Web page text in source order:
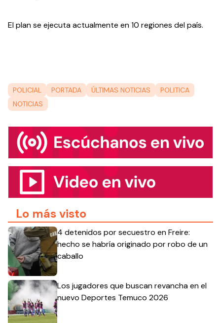
El plan se ejecuta actualmente en 10 regiones del país.
POLICIAL PORTADA ÚLTIMAS NOTICIAS
POLITICA
NOTICIAS
Lo más visto
4 detenidos por secuestro en Freire:
hecho se habría originado por robo de un
caballo
Los jugadores que buscan revancha en el
nuevo Deportes Temuco 2026